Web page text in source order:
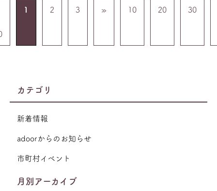
1 2 3 » 10 20 30
カテゴリ
新着情報
adoorからのお知らせ
市町村イベント
月別アーカイブ